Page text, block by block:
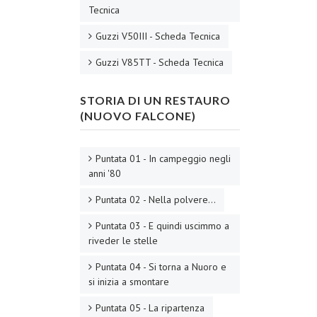
Tecnica
Guzzi V50III - Scheda Tecnica
Guzzi V85TT - Scheda Tecnica
STORIA DI UN RESTAURO
(NUOVO FALCONE)
Puntata 01 - In campeggio negli
anni '80
Puntata 02 - Nella polvere...
Puntata 03 - E quindi uscimmo a
riveder le stelle
Puntata 04 - Si torna a Nuoro e
si inizia a smontare
Puntata 05 - La ripartenza